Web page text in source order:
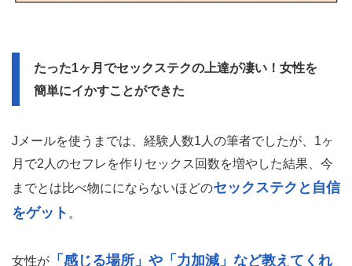
たった1ヶ月でセックステクの上達が凄い！女性を
簡単にイかすことができた
Jメールを使うまでは、経験人数1人の筆者でしたが、1ヶ
月で2人のセフレを作りセックス回数を増やした結果、今
までとは比べ物ににならないほどのセックステクと自信
をゲット 。
女性が 「感じる場所」や「力加減」など教えてくれ